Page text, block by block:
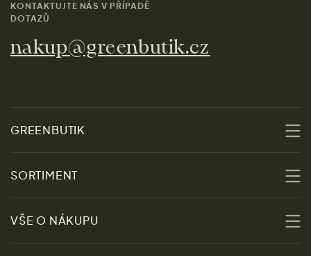
KONTAKTUJTE NÁS V PŘÍPADĚ
DOTAZŮ
nakup@greenbutik.cz
GREENBUTIK
Udržitelnost
SORTIMENT
Slevy
Ženy
VŠE O NÁKUPU